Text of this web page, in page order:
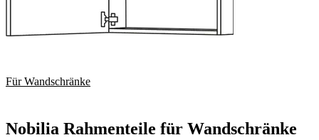
Für Wandschränke
Nobilia Rahmenteile für Wandschränke